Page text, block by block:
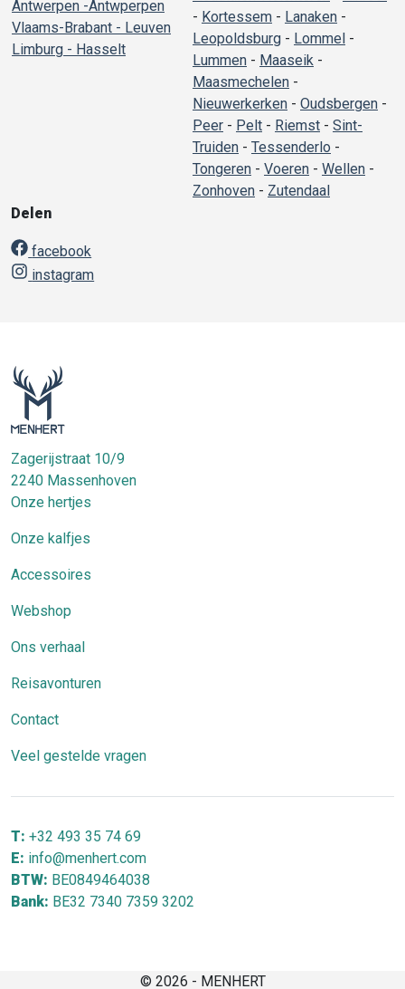
Antwerpen -Antwperpen
Vlaams-Brabant - Leuven
Limburg - Hasselt
- Kortessem - Lanaken -
Leopoldsburg - Lommel -
Lummen - Maaseik -
Maasmechelen -
Nieuwerkerken - Oudsbergen -
Peer - Pelt - Riemst - Sint-
Truiden - Tessenderlo -
Tongeren - Voeren - Wellen -
Zonhoven - Zutendaal
Delen
facebook
instagram
Zagerijstraat 10/9
2240 Massenhoven
Onze hertjes
Onze kalfjes
Accessoires
Webshop
Ons verhaal
Reisavonturen
Contact
Veel gestelde vragen
T: +32 493 35 74 69
E: info@menhert.com
BTW: BE0849464038
Bank: BE32 7340 7359 3202
© 2026 - MENHERT